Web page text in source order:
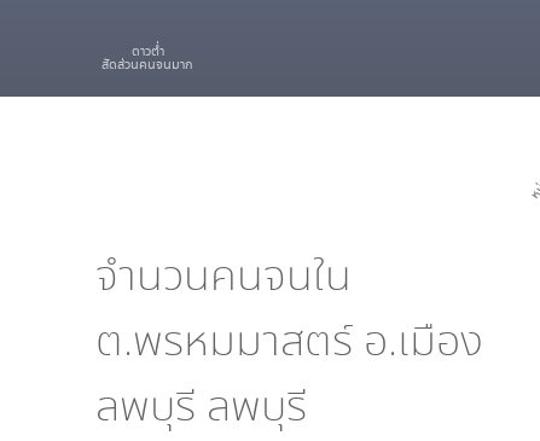
ดาวต่ำ
สัดส่วนคนจนมาก
จำนวนคนจนใน
ต.พรหมมาสตร์ อ.เมือง
ลพบุรี ลพบุรี